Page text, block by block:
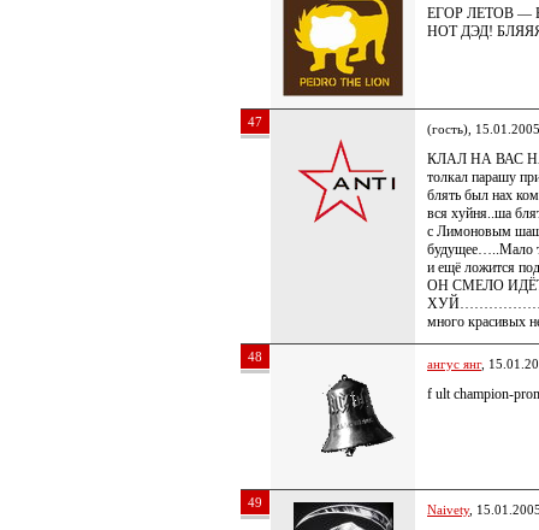
ЕГОР ЛЕТОВ
НОТ ДЭД!
47 (гость),
КЛАЛ НА ВАС
толкал парашу
блять был нах
вся хуйня..ша
с Лимоновым
будущее…..Мало
и ещё ложится
ОН СМЕЛО
ХУЙ………………ибо
много
48 ангус янг,
f ult champion-
49 Naivety,